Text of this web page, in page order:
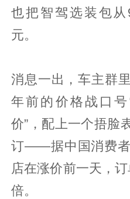
也把智驾选装包从
元。
消息一出，车主群
年前的价格战口
价”，配上一个捂脸
订——据中国消费者
店在涨价前一天，
倍。